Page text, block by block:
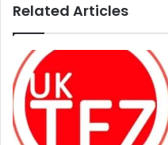
Related Articles